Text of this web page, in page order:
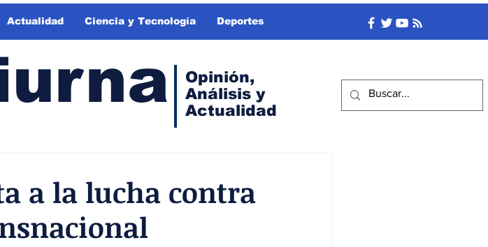
Actualidad Ciencia y Tecnología Deportes
Opinión,
Análisis y
Actualidad
a la lucha contra